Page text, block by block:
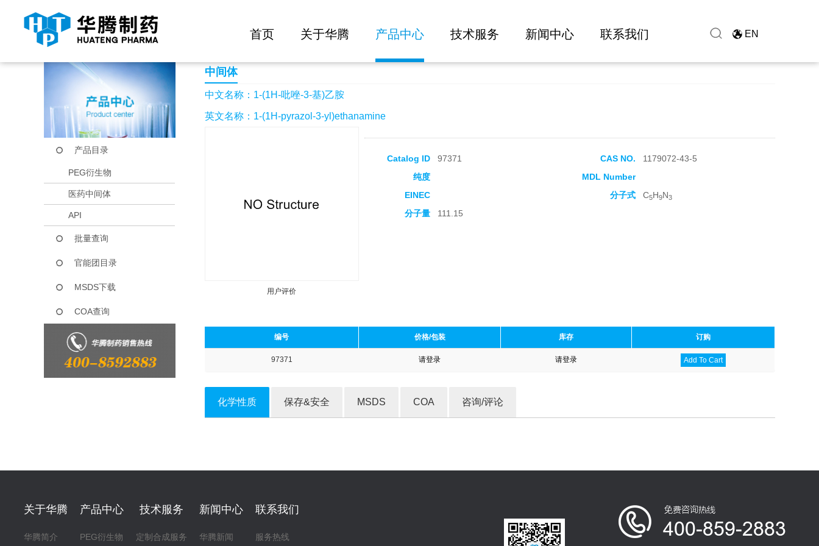
首页 关于华腾 产品中心 技术服务 新闻中心 联系我们 EN
当前位置： 首页 产品中心 1-(1H-吡唑-3-基)乙胺
产品目录
PEG衍生物
医药中间体
API
批量查询
官能团目录
MSDS下载
COA查询
中间体
中文名称：1-(1H-吡唑-3-基)乙胺
英文名称：1-(1H-pyrazol-3-yl)ethanamine
用户评价
Catalog ID 97371 CAS NO.
1179072-43-5
纯度
MDL Number
EINEC
分子式 C5H9N3
分子量 111.15
编号 价格/包装 库存 订购
97371 请登录 请登录 Add To Cart
化学性质 保存&安全 MSDS COA 咨询/评论
关于华腾
华腾简介
产品中心
PEG衍生物
技术服务
定制合成服务
新闻中心
华腾新闻
联系我们
服务热线